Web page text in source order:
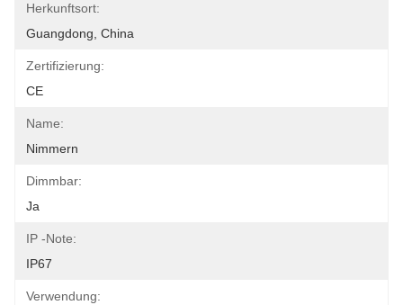
Herkunftsort:
Guangdong, China
Zertifizierung:
CE
Name:
Nimmern
Dimmbar:
Ja
IP -Note:
IP67
Verwendung: